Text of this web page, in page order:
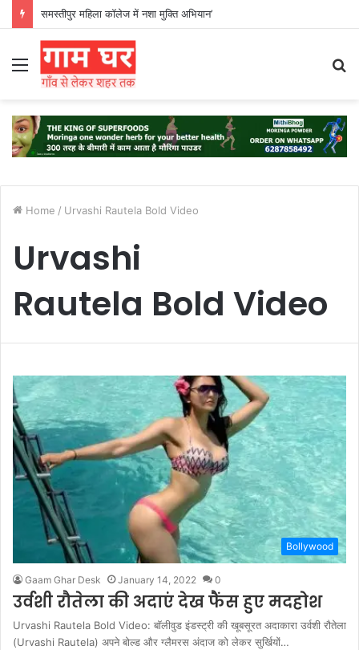
समस्तीपुर महिला कॉलेज में नशा मुक्ति अभियान’
Menu
Home / Urvashi Rautela Bold Video
Urvashi
Rautela Bold Video
Bollywood
Gaam Ghar Desk January 14, 2022 0
उर्वशी रौतेला की अदाएं देख फैंस हुए मदहोश
Urvashi Rautela Bold Video: बॉलीवुड इंडस्ट्री की खूबसूरत अदाकारा उर्वशी रौतेला
(Urvashi Rautela) अपने बोल्ड और ग्लैमरस अंदाज को लेकर सुर्खियों…